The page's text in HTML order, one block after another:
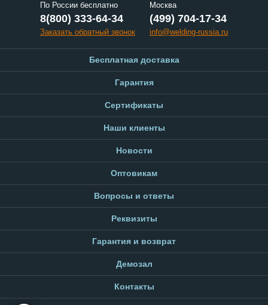
По России бесплатно
8(800) 333-64-34
Заказать обратный звонок
Москва
(499) 704-17-34
info@welding-russia.ru
Бесплатная доставка
Гарантия
Сертификаты
Наши клиенты
Новости
Оптовикам
Вопросы и ответы
Реквизиты
Гарантия и возврат
Демозал
Контакты